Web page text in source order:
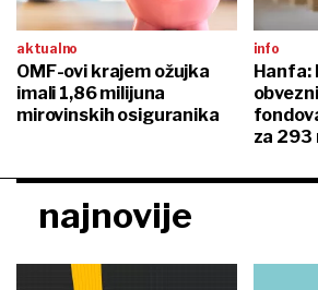
aktualno
OMF-ovi krajem ožujka
imali 1,86 milijuna
mirovinskih osiguranika
info
Hanfa:
za 293
najnovije